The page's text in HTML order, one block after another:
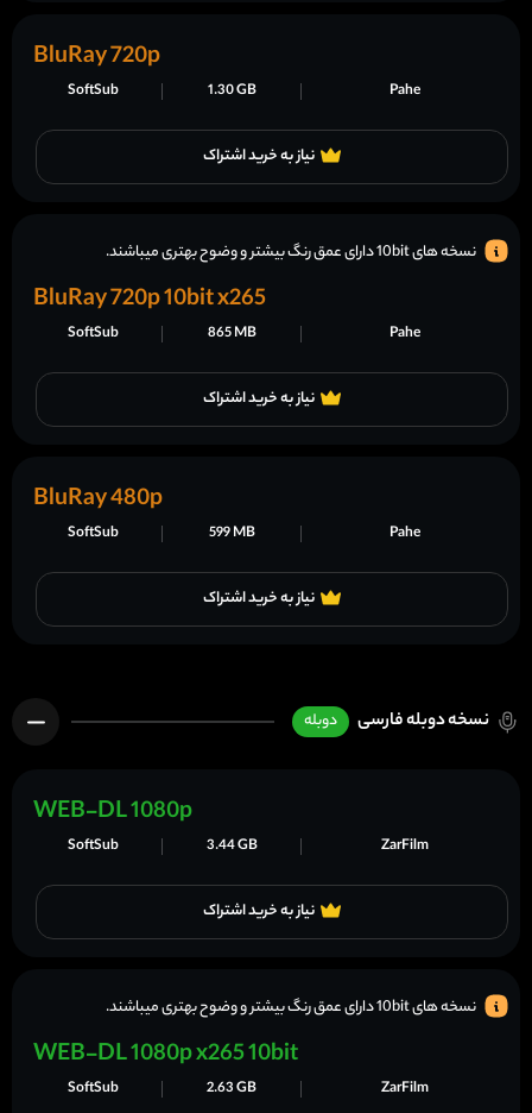
نیاز به خرید اشتراک
Pahe
1.30 GB
SoftSub
BluRay 720p
نیاز به خرید اشتراک
Pahe
865 MB
SoftSub
BluRay 720p 10bit x265
نسخه های 10bit دارای عمق رنگ بیشتر و وضوح بهتری میباشند.
نیاز به خرید اشتراک
Pahe
599 MB
SoftSub
BluRay 480p
نسخه دوبله فارسی دوبله
نیاز به خرید اشتراک
ZarFilm
3.44 GB
SoftSub
WEB-DL 1080p
ZarFilm
2.63 GB
SoftSub
WEB-DL 1080p x265 10bit
نسخه های 10bit دارای عمق رنگ بیشتر و وضوح بهتری میباشند.